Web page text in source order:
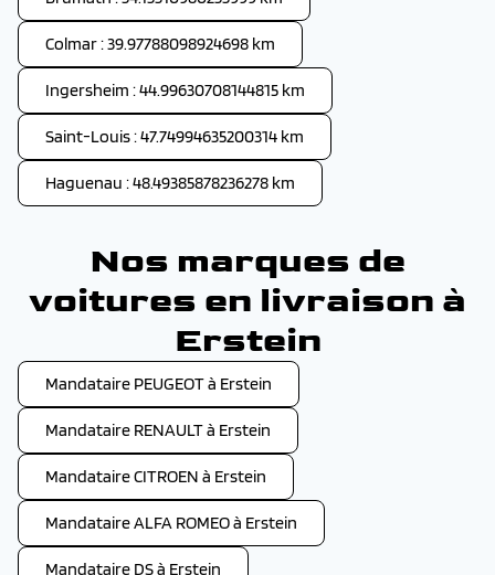
Colmar : 39.97788098924698 km
Ingersheim : 44.99630708144815 km
Saint-Louis : 47.74994635200314 km
Haguenau : 48.49385878236278 km
Nos marques de
voitures en livraison à
Erstein
Mandataire PEUGEOT à Erstein
Mandataire RENAULT à Erstein
Mandataire CITROEN à Erstein
Mandataire ALFA ROMEO à Erstein
Mandataire DS à Erstein